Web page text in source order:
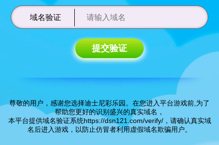
域名验证
提交验证
尊敬的用户，感谢您选择迪士尼彩乐园。在您进入平台游戏前,为了
帮助您更好的识别盛兴的真实域名，
本平台提供域名验证系统https://dsn121.com/verify/，请确认真实域
名后进入游戏，以防止仿冒者利用虚假域名欺骗用户。